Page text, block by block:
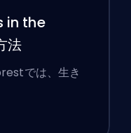
in the
法
では、生き